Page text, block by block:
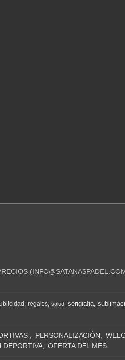
(
regalos salud serigrafia
PERSONALIZACIÓN
DEPORTIVA OFERTA DEL MES